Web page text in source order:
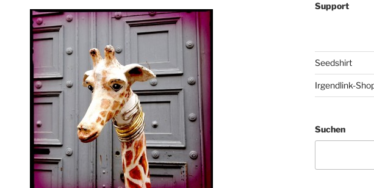
Support
Seedshirt
Irgendlink-
Suchen